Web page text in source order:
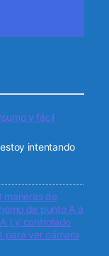
y fácil
intentando
maneras de
de punto A a
) y controlado
para ver cámara